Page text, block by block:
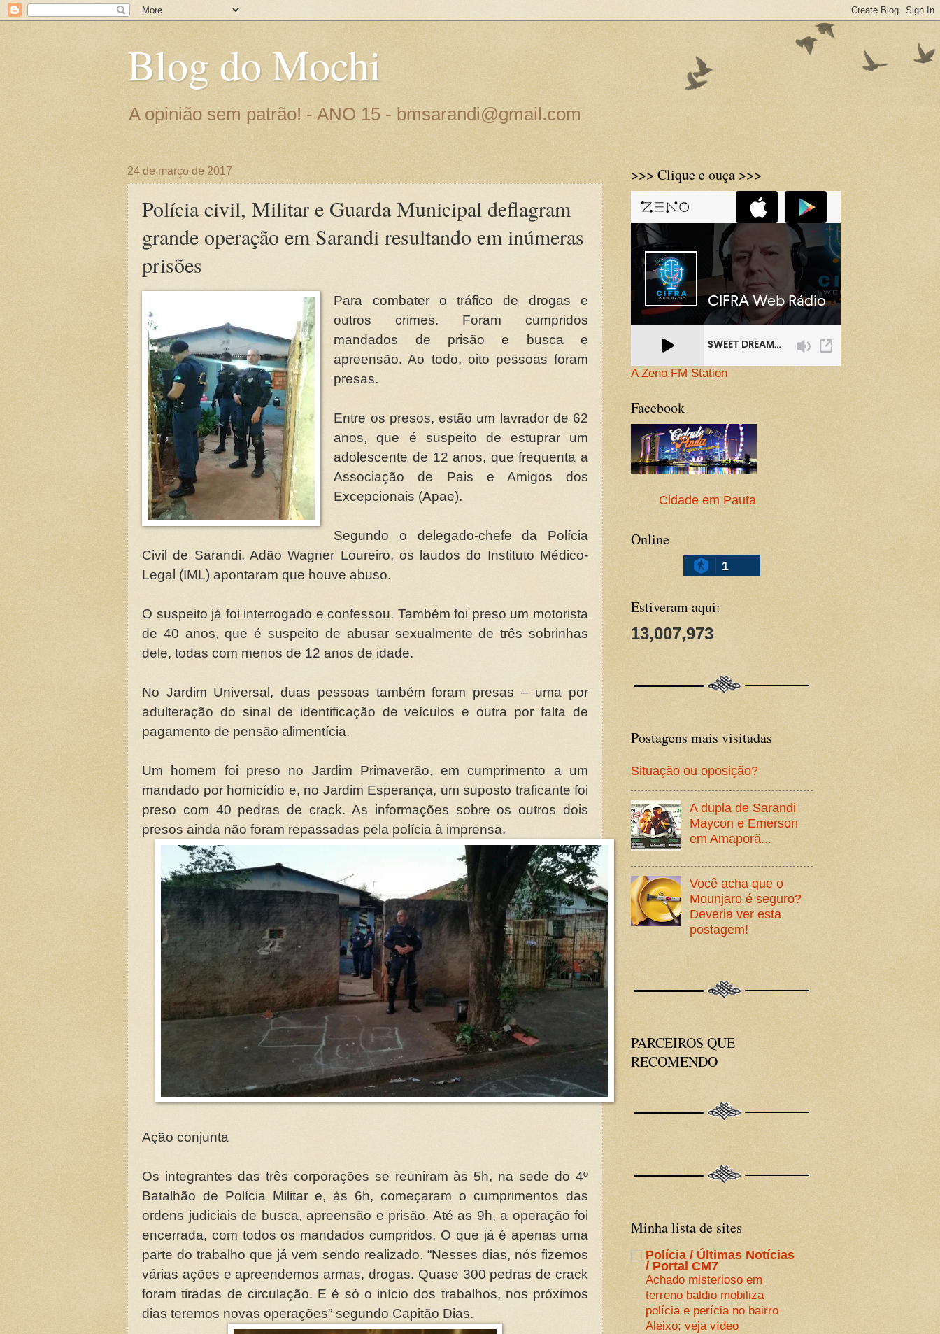
Blog do Mochi
A opinião sem patrão! - ANO 15 - bmsarandi@gmail.com
24 de março de 2017
Polícia civil, Militar e Guarda Municipal deflagram
grande operação em Sarandi resultando em inúmeras
prisões
Para combater o tráfico de drogas e
outros crimes. Foram cumpridos
mandados de prisão e busca e
apreensão. Ao todo, oito pessoas foram
presas.
Entre os presos, estão um lavrador de 62
anos, que é suspeito de estuprar um
adolescente de 12 anos, que frequenta a
Associação de Pais e Amigos dos
Excepcionais (Apae).
Segundo o delegado-chefe da Polícia
Civil de Sarandi, Adão Wagner Loureiro, os laudos do Instituto Médico-
Legal (IML) apontaram que houve abuso.
O suspeito já foi interrogado e confessou. Também foi preso um motorista
de 40 anos, que é suspeito de abusar sexualmente de três sobrinhas
dele, todas com menos de 12 anos de idade.
No Jardim Universal, duas pessoas também foram presas – uma por
adulteração do sinal de identificação de veículos e outra por falta de
pagamento de pensão alimentícia.
Um homem foi preso no Jardim Primaverão, em cumprimento a um
mandado por homicídio e, no Jardim Esperança, um suposto traficante foi
preso com 40 pedras de crack. As informações sobre os outros dois
presos ainda não foram repassadas pela polícia à imprensa.
Ação conjunta
Os integrantes das três corporações se reuniram às 5h, na sede do 4º
Batalhão de Polícia Militar e, às 6h, começaram o cumprimentos das
ordens judiciais de busca, apreensão e prisão. Até as 9h, a operação foi
encerrada, com todos os mandados cumpridos. O que já é apenas uma
parte do trabalho que já vem sendo realizado. “Nesses dias, nós fizemos
várias ações e apreendemos armas, drogas. Quase 300 pedras de crack
foram tiradas de circulação. E é só o início dos trabalhos, nos próximos
dias teremos novas operações” segundo Capitão Dias.
>>> Clique e ouça >>>
A Zeno.FM Station
Facebook
Cidade em Pauta
Online
1
Estiveram aqui:
13,007,973
Postagens mais visitadas
Situação ou oposição?
A dupla de Sarandi
Maycon e Emerson
em Amaporã...
Você acha que o
Mounjaro é seguro?
Deveria ver esta
postagem!
PARCEIROS QUE
RECOMENDO
Minha lista de sites
Polícia / Últimas Notícias
/ Portal CM7
Achado misterioso em
terreno baldio mobiliza
polícia e perícia no bairro
Aleixo; veja vídeo